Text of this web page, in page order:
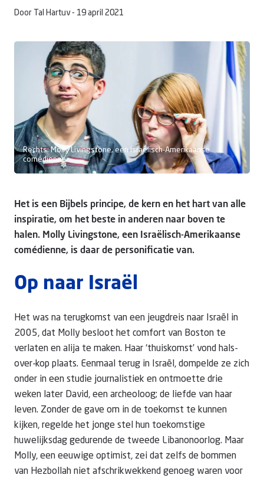
Kennisbank
Door Tal Hartuv - 19 april 2021
Rechts: Molly Livingstone, een Israëlisch-Amerikaanse
comédienne.
Het is een Bijbels principe, de kern en het hart van alle
inspiratie, om het beste in anderen naar boven te
halen. Molly Livingstone, een Israëlisch-Amerikaanse
comédienne, is daar de personificatie van.
Op naar Israël
Het was na terugkomst van een jeugdreis naar Israël in
2005, dat Molly besloot het comfort van Boston te
verlaten en alija te maken. Haar ‘thuiskomst’ vond hals-
over-kop plaats. Eenmaal terug in Israël, dompelde ze zich
onder in een studie journalistiek en ontmoette drie
weken later David, een archeoloog; de liefde van haar
leven. Zonder de gave om in de toekomst te kunnen
kijken, regelde het jonge stel hun toekomstige
huwelijksdag gedurende de tweede Libanonoorlog. Maar
Molly, een eeuwige optimist, zei dat zelfs de bommen
van Hezbollah niet afschrikwekkend genoeg waren voor